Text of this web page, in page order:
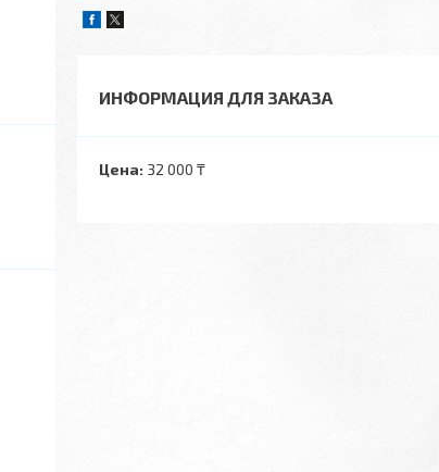
ИНФОРМАЦИЯ ДЛЯ ЗАКАЗА
Цена: 32 000 ₸